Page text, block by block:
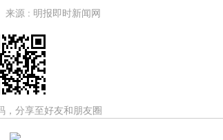
来源 : 明报即时新闻网
，分享至好友和朋友圈